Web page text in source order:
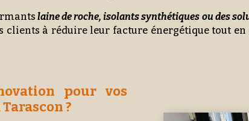
laine de roche, isolants synthétiques ou des
clients à réduire leur facture énergétique tout
pour vos
?